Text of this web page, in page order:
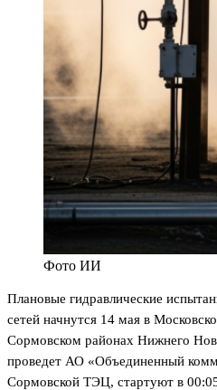
Фото ИИ
Плановые гидравлические
сетей начнутся 14 мая в
Сормовском районах Нижнего
проведет АО «Объединенный
Сормовской ТЭЦ, стартуют в